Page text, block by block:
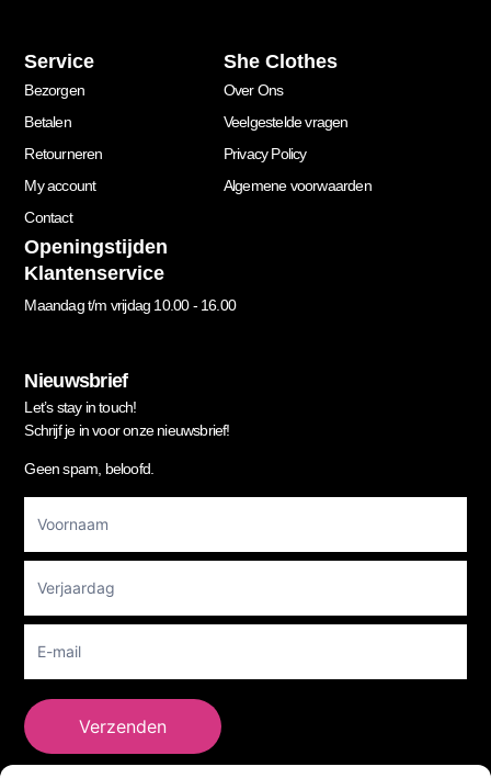
Service
Bezorgen
Betalen
Retourneren
My account
Contact
She Clothes
Over Ons
Veelgestelde vragen
Privacy Policy
Algemene voorwaarden
Openingstijden
Klantenservice
Maandag t/m vrijdag 10.00 - 16.00
Nieuwsbrief
Let’s stay in touch!
Schrijf je in voor onze nieuwsbrief!
Geen spam, beloofd.
Newsletter
Verzenden